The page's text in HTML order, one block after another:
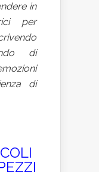
in
per
di
di